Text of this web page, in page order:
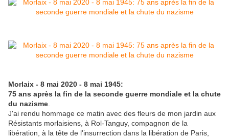
Morlaix - 8 mai 2020 - 8 mai 1945:
75 ans après la fin de la seconde guerre mondiale et la chute
du nazisme
J'ai rendu hommage ce matin avec des fleurs de mon jardin aux
Résistants morlaisiens, à Rol-Tanguy, compagnon de la
libération, à la tête de l'insurrection dans la libération de Paris,